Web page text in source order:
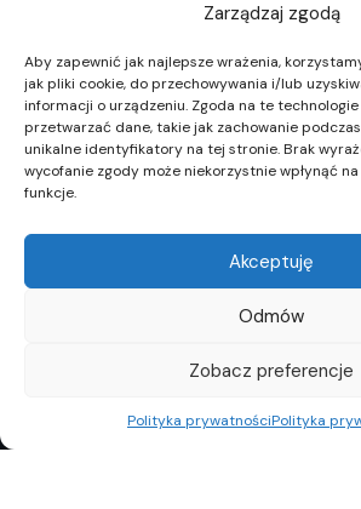
Zarządzaj zgodą
Aby zapewnić jak najlepsze wrażenia,
jak pliki cookie, do przechowywania i/lub
informacji o urządzeniu. Zgoda na te
przetwarzać dane, takie jak zachowanie
unikalne identyfikatory na tej stronie. Brak
wycofanie zgody może niekorzystnie wpłynąć
funkcje.
Akceptuję
Odmów
Zobacz preferencje
Polityka prywatnościPolityka